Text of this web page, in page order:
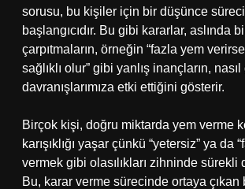
sorusu, bu kişiler için bir düşünce
başlangıcıdır. Bu gibi kararlar, aslında
çarpıtmaların, örneğin “fazla yem
sağlıklı olur” gibi yanlış inançların,
davranışlarımıza etki ettiğini gösterir.
Birçok kişi, doğru miktarda yem verme
karışıklığı yaşar çünkü “yetersiz” ya da
vermek gibi olasılıkları zihninde sürekli
Bu, karar verme sürecinde ortaya